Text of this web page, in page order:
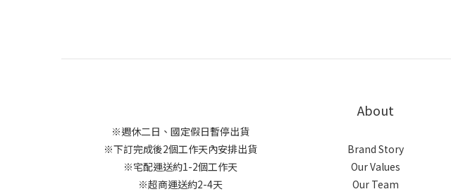
※週休二日、國定假日暫停出貨
※下訂完成後2個工作天內安排出貨
※宅配運送約1-2個工作天
※超商運送約2-4天
About
Brand Story
Our Values
Our Team